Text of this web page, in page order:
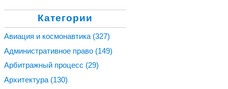
Категории
Авиация и космонавтика (327)
Административное право (149)
Арбитражный процесс (29)
Архитектура (130)